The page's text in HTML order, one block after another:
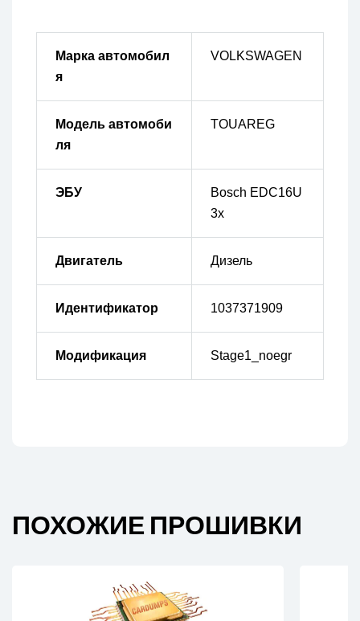
Марка автомобил
я
VOLKSWAGEN
Модель автомоби
ля
TOUAREG
ЭБУ
Bosch EDC16U
3x
Двигатель Дизель
Идентификатор 1037371909
Модификация Stage1_noegr
ПОХОЖИЕ ПРОШИВКИ